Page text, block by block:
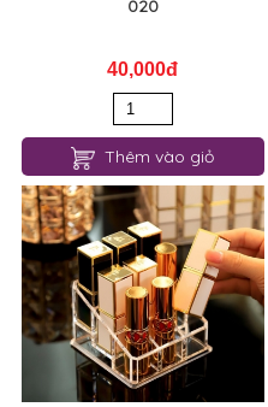
020
40,000đ
Thêm vào giỏ